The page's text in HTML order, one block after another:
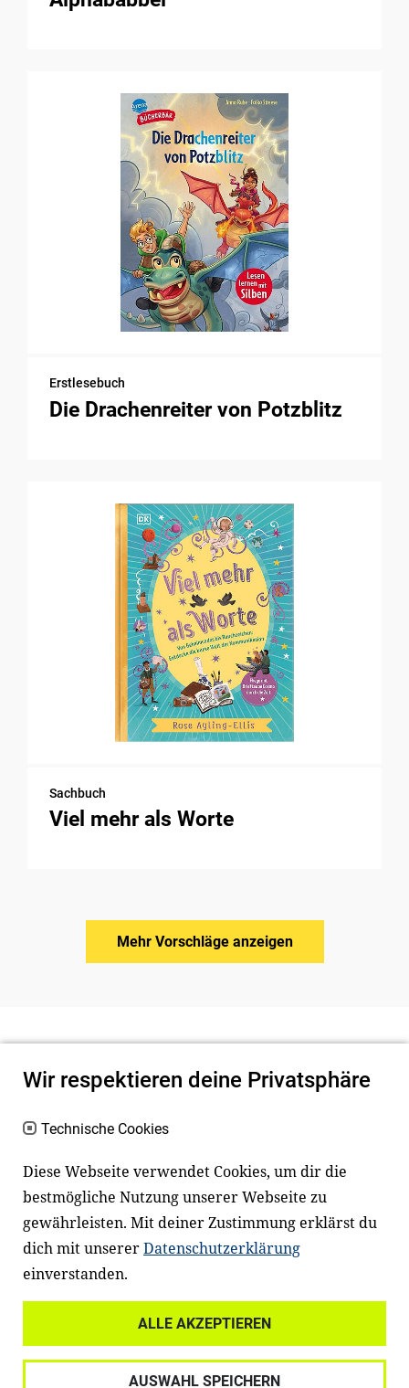
Erstlesebuch
Die Drachenreiter von Potzblitz
Sachbuch
Viel mehr als Worte
Mehr Vorschläge anzeigen
Newsletter
Facebook LinkedIn
Datenschutz
Wir respektieren deine Privatsphäre
Technische Cookies
Diese Webseite verwendet Cookies, um dir die
bestmögliche Nutzung unserer Webseite zu
gewährleisten. Mit deiner Zustimmung erklärst du
dich mit unsererDatenschutzerklärung
einverstanden.
ALLE AKZEPTIEREN
AUSWAHL SPEICHERN